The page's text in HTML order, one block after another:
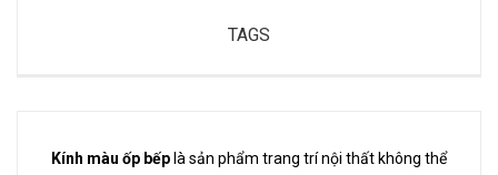
TAGS
Kính màu ốp bếp là sản phẩm trang trí nội thất không thể